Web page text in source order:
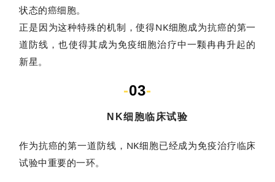
状态的癌细胞。
正是因为这种特殊的机制，使得NK细胞成为抗癌的第一
道防线，也使得其成为免疫细胞治疗中一颗冉冉升起的
新星。
-03-
NK细胞临床试验
作为抗癌的第一道防线，NK细胞已经成为免疫治疗临床
试验中重要的一环。